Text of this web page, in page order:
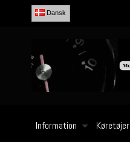
Dansk
Information Køretøjer